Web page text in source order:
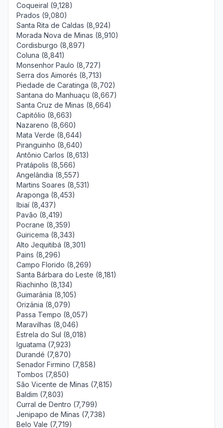
Coqueiral (9,128)
Prados (9,080)
Santa Rita de Caldas (8,924)
Morada Nova de Minas (8,910)
Cordisburgo (8,897)
Coluna (8,841)
Monsenhor Paulo (8,727)
Serra dos Aimorés (8,713)
Piedade de Caratinga (8,702)
Santana do Manhuaçu (8,667)
Santa Cruz de Minas (8,664)
Capitólio (8,663)
Nazareno (8,660)
Mata Verde (8,644)
Piranguinho (8,640)
Antônio Carlos (8,613)
Pratápolis (8,566)
Angelândia (8,557)
Martins Soares (8,531)
Araponga (8,453)
Ibiaí (8,437)
Pavão (8,419)
Pocrane (8,359)
Guiricema (8,343)
Alto Jequitibá (8,301)
Pains (8,296)
Campo Florido (8,269)
Santa Bárbara do Leste (8,181)
Riachinho (8,134)
Guimarânia (8,105)
Orizânia (8,079)
Passa Tempo (8,057)
Maravilhas (8,046)
Estrela do Sul (8,018)
Iguatama (7,923)
Durandé (7,870)
Senador Firmino (7,858)
Tombos (7,850)
São Vicente de Minas (7,815)
Baldim (7,803)
Curral de Dentro (7,799)
Jenipapo de Minas (7,738)
Belo Vale (7,719)